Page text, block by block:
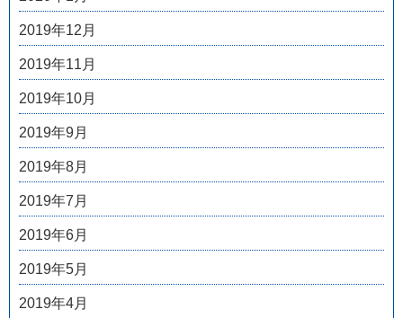
2019年12月
2019年11月
2019年10月
2019年9月
2019年8月
2019年7月
2019年6月
2019年5月
2019年4月